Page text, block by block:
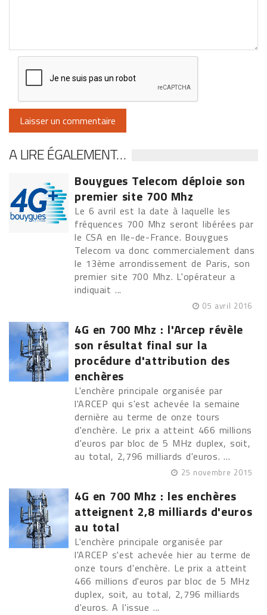
A LIRE ÉGALEMENT…
Bouygues Telecom déploie son
premier site 700 Mhz
Le 6 avril est la date à laquelle les
fréquences 700 Mhz seront libérées par
le CSA en Ile-de-France. Bouygues
Telecom va donc commercialement dans
le 13ème arrondissement de Paris, son
premier site 700 Mhz. L'opérateur a
indiquait ...
05 avril 2016
4G en 700 Mhz : l'Arcep révèle
son résultat final sur la
procédure d'attribution des
enchères
L'enchère principale organisée par
l'ARCEP qui s'est achevée la semaine
dernière au terme de onze tours
d'enchère. Le prix a atteint 466 millions
d'euros par bloc de 5 MHz duplex, soit,
au total, 2,796 milliards d'euros. ...
25 novembre 2015
4G en 700 Mhz : les enchères
atteignent 2,8 milliards d'euros
au total
L'enchère principale organisée par
l'ARCEP s'est achevée hier au terme de
onze tours d'enchère. Le prix a atteint
466 millions d'euros par bloc de 5 MHz
duplex, soit, au total, 2,796 milliards
d'euros. A l'issue ...